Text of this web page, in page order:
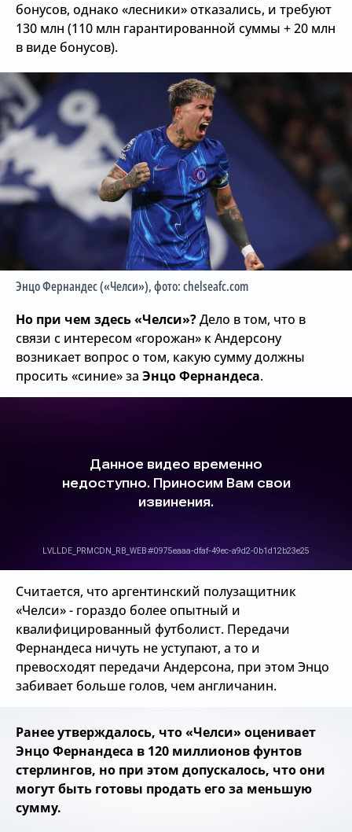
бонусов, однако «лесники» отказались, и требуют
130 млн (110 млн гарантированной суммы + 20 млн
в виде бонусов).
Энцо Фернандес («Челси»), фото: chelseafc.com
Но при чем здесь «Челси»?Дело в том, что в
связи с интересом «горожан» к Андерсону
возникает вопрос о том, какую сумму должны
просить «синие» за Энцо Фернандеса.
Считается, что аргентинский полузащитник
«Челси» - гораздо более опытный и
квалифицированный футболист. Передачи
Фернандеса ничуть не уступают, а то и
превосходят передачи Андерсона, при этом Энцо
забивает больше голов, чем англичанин.
Ранее утверждалось, что «Челси» оценивает
Энцо Фернандеса в 120 миллионов фунтов
стерлингов, но при этом допускалось, что они
могут быть готовы продать его за меньшую
сумму.